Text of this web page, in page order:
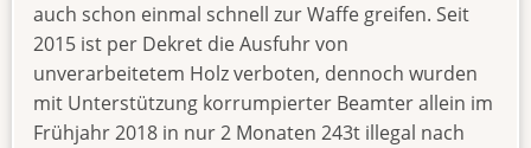
auch schon einmal schnell zur Waffe greifen. Seit
2015 ist per Dekret die Ausfuhr von
unverarbeitetem Holz verboten, dennoch wurden
mit Unterstützung korrumpierter Beamter allein im
Frühjahr 2018 in nur 2 Monaten 243t illegal nach